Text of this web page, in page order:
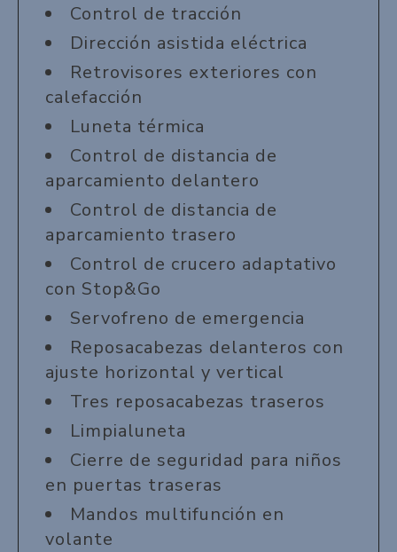
Control de tracción
Dirección asistida eléctrica
Retrovisores exteriores con
calefacción
Luneta térmica
Control de distancia de
aparcamiento delantero
Control de distancia de
aparcamiento trasero
Control de crucero adaptativo
con Stop&Go
Servofreno de emergencia
Reposacabezas delanteros con
ajuste horizontal y vertical
Tres reposacabezas traseros
Limpialuneta
Cierre de seguridad para niños
en puertas traseras
Mandos multifunción en
volante